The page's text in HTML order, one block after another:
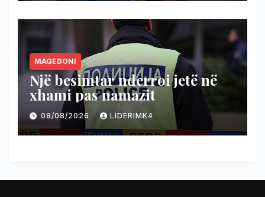
MAQEDONI
Një besimtar nderroi jetë në
xhami pas namazit
08/08/2026 LIDERIMK4